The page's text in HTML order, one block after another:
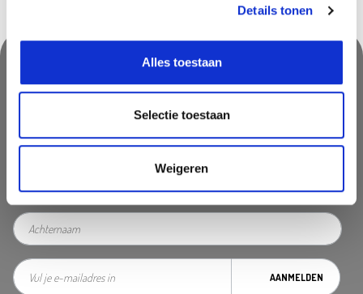
Details tonen
Alles toestaan
Selectie toestaan
Weigeren
Nooit iets van ons missen?
Mis geen enkele aanbieding, inspirerende tip of nieuwsbericht. Schrijf
je nu in voor onze nieuwsbrief
AANMELDEN